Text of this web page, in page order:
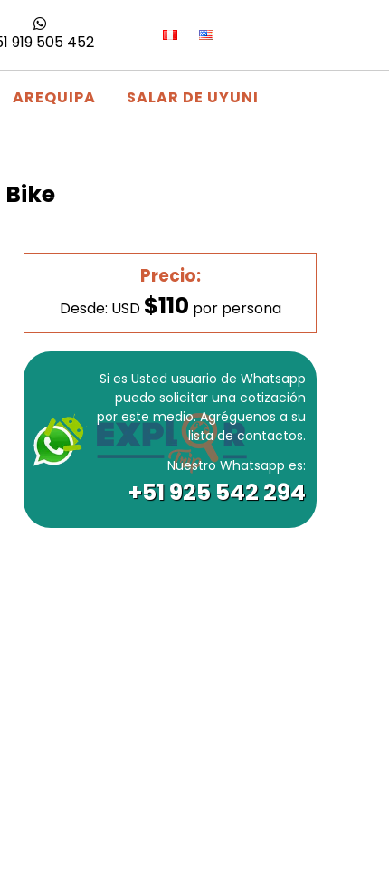
919 505 452
AREQUIPA SALAR DE UYUNI
Precio:
Desde: USD $110 por persona
Si es Usted usuario de Whatsapp
puedo solicitar una cotización
por este medio. Agréguenos a su
lista de contactos.
Nuestro Whatsapp es:
+51 925 542 294